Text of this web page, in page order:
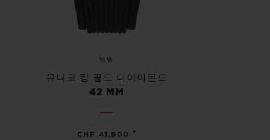
빅뱅
유니코 킹 골드 다이아몬드
42 MM
CHF 41,900 •